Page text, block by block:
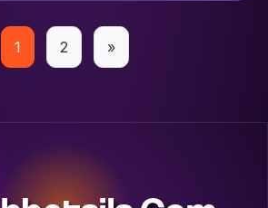
Yazı
sayfalaması
1 2 »